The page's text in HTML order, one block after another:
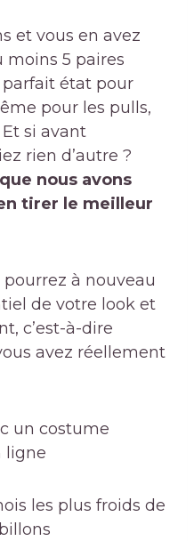
et vous en avez
5 paires
état pour
pour les pulls,
si avant
rien d’autre ?
nous avons
tirer le meilleur
pourrez à nouveau
de votre look et
c’est-à-dire
avez réellement
un costume
ligne
les plus froids de